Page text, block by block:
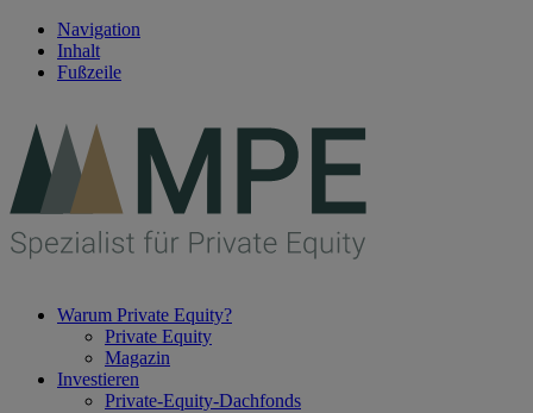
Navigation
Inhalt
Fußzeile
Warum Private Equity?
Private Equity
Magazin
Investieren
Private-Equity-Dachfonds